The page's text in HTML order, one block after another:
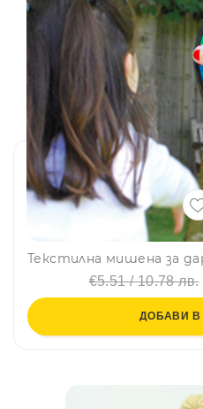
€5.51 / 10.78 лв.
ДОБАВИ В